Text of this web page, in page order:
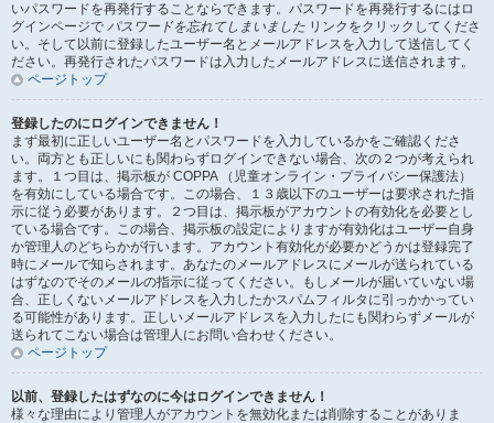
いパスワードを再発行することならできます。パスワードを再発行するにはロ
グインページで パスワードを忘れてしまいました リンクをクリックしてくださ
い。そして以前に登録したユーザー名とメールアドレスを入力して送信してく
ださい。再発行されたパスワードは入力したメールアドレスに送信されます。
ページトップ
登録したのにログインできません！
まず最初に正しいユーザー名とパスワードを入力しているかをご確認くださ
い。両方とも正しいにも関わらずログインできない場合、次の２つが考えられ
ます。１つ目は、掲示板が COPPA （児童オンライン・プライバシー保護法）
を有効にしている場合です。この場合、１３歳以下のユーザーは要求された指
示に従う必要があります。２つ目は、掲示板がアカウントの有効化を必要とし
ている場合です。この場合、掲示板の設定によりますが有効化はユーザー自身
か管理人のどちらかが行います。アカウント有効化が必要かどうかは登録完了
時にメールで知らされます。あなたのメールアドレスにメールが送られている
はずなのでそのメールの指示に従ってください。もしメールが届いていない場
合、正しくないメールアドレスを入力したかスパムフィルタに引っかかってい
る可能性があります。正しいメールアドレスを入力したにも関わらずメールが
送られてこない場合は管理人にお問い合わせください。
ページトップ
以前、登録したはずなのに今はログインできません！
様々な理由により管理人がアカウントを無効化または削除することがありま